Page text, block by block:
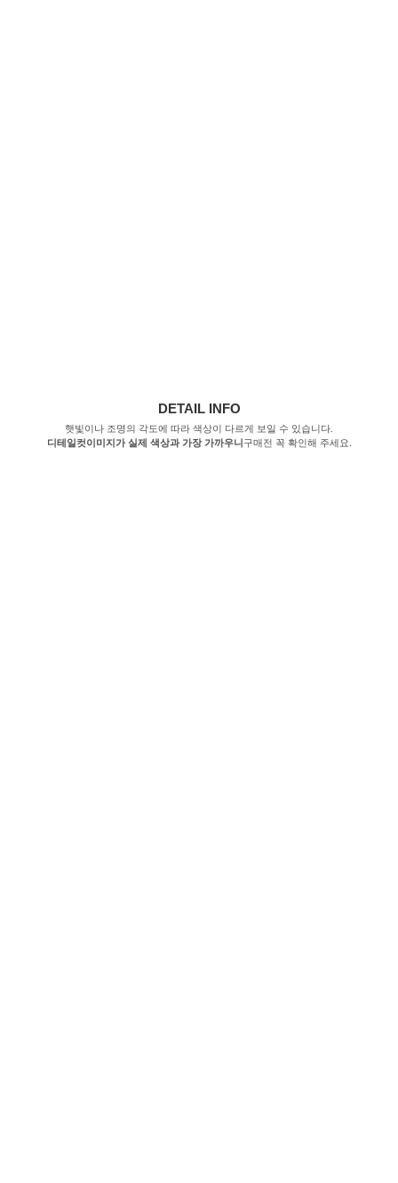
DETAIL INFO
햇빛이나 조명의 각도에 따라 색상이 다르게 보일 수 있습니다.
디테일컷이미지가 실제 색상과 가장 가까우니 구매전 꼭 확인해 주세요.